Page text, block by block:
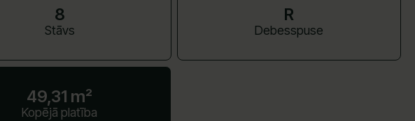
8
Stāvs
R
Debesspuse
49,31 m²
Kopējā platība